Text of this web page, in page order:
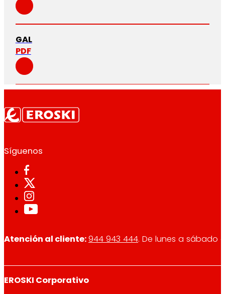
GAL
PDF
Síguenos
Atención al cliente:944 943 444. De lunes a sábado
EROSKI Corporativo